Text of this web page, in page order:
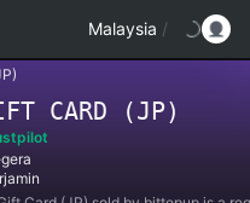
Malaysia /
CARD (JP)